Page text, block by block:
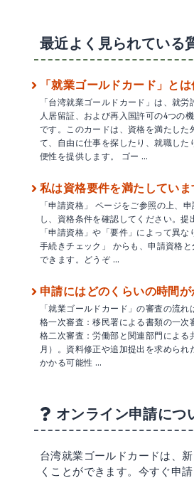
最近よく見られている
「就業ゴールドカード」と
「台湾就業ゴールドカード」は、就
人居留証、および再入国許可の4つの
です。このカードは、資格を満たした
て、自由に仕事を探したり、就職した
便性を提供します。 ゴー …
私は資格要件を満たしていま
「申請資格」 ページをご参照の上、
し、資格条件を確認してください。提
「申請資格」や「要件」によって異
手続きチェック」 からも、申請資格
できます。どうぞ …
申請にはどのくらいの時間
「就業ゴールドカード」の審査の流
格一次審査：移民署による書類の一次
格二次審査：労働部と関連部門による
月）。資料修正や追加提出を求められ
かかる可能性 …
オンライン申請につ
台湾就業ゴールドカードは、
くことができます。今すぐ申